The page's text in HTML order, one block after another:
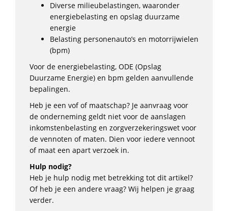
Diverse milieubelastingen, waaronder
energiebelasting en opslag duurzame
energie
Belasting personenauto’s en motorrijwielen
(bpm)
Voor de energiebelasting, ODE (Opslag
Duurzame Energie) en bpm gelden aanvullende
bepalingen.
Heb je een vof of maatschap? Je aanvraag voor
de onderneming geldt niet voor de aanslagen
inkomstenbelasting en zorgverzekeringswet voor
de vennoten of maten. Dien voor iedere vennoot
of maat een apart verzoek in.
Hulp nodig?
Heb je hulp nodig met betrekking tot dit artikel?
Of heb je een andere vraag? Wij helpen je graag
verder.